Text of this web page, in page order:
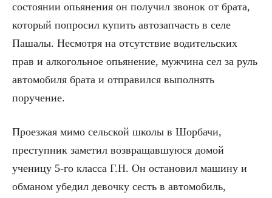
состоянии опьянения он получил звонок от брата,
который попросил купить автозапчасть в селе
Пашалы. Несмотря на отсутствие водительских
прав и алкогольное опьянение, мужчина сел за руль
автомобиля брата и отправился выполнять
поручение.
Проезжая мимо сельской школы в Шорбачи,
преступник заметил возвращавшуюся домой
ученицу 5-го класса Г.Н. Он остановил машину и
обманом убедил девочку сесть в автомобиль,